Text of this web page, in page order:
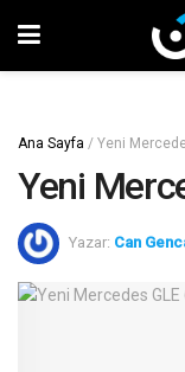
Ana Sayfa / Yeni
Yeni
Yazar: Can